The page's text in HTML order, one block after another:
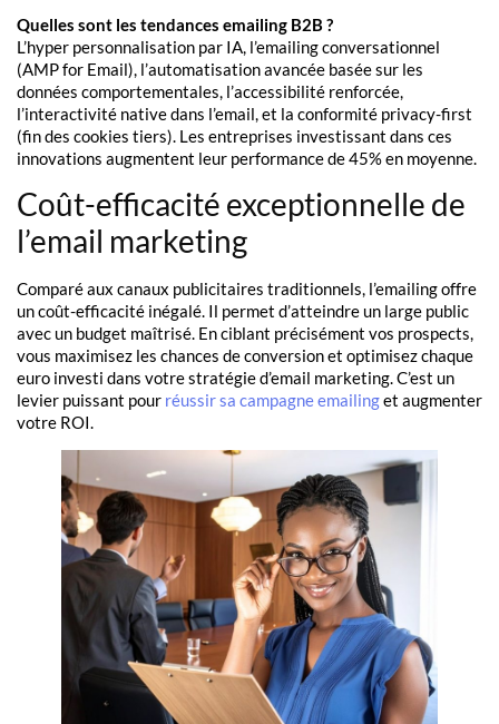
Quelles sont les tendances emailing B2B ?
L’hyper personnalisation par IA, l’emailing conversationnel
(AMP for Email), l’automatisation avancée basée sur les
données comportementales, l’accessibilité renforcée,
l’interactivité native dans l’email, et la conformité privacy-first
(fin des cookies tiers). Les entreprises investissant dans ces
innovations augmentent leur performance de 45% en moyenne.
Coût-efficacité exceptionnelle de
l’email marketing
Comparé aux canaux publicitaires traditionnels, l’emailing offre
un coût-efficacité inégalé. Il permet d’atteindre un large public
avec un budget maîtrisé. En ciblant précisément vos prospects,
vous maximisez les chances de conversion et optimisez chaque
euro investi dans votre stratégie d’email marketing. C’est un
levier puissant pour réussir sa campagne emailinget augmenter
votre ROI.